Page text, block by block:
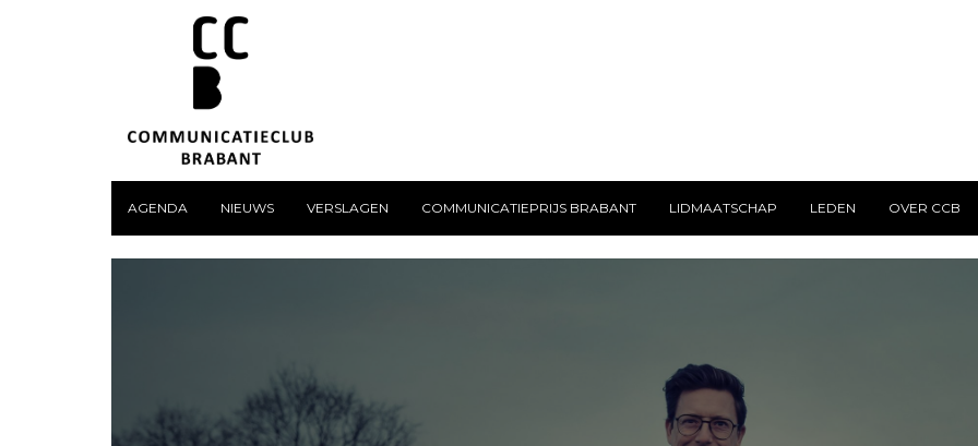
AGENDA NIEUWS VERSLAGEN COMMUNICATIEPRIJS BRABANT LIDMAATSCHAP LEDEN OVER CCB